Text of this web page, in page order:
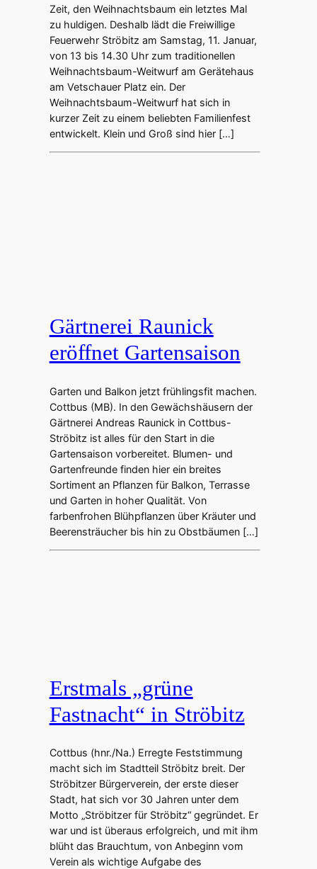
Zeit, den Weihnachtsbaum ein letztes Mal
zu huldigen. Deshalb lädt die Freiwillige
Feuerwehr Ströbitz am Samstag, 11. Januar,
von 13 bis 14.30 Uhr zum traditionellen
Weihnachtsbaum-Weitwurf am Gerätehaus
am Vetschauer Platz ein. Der
Weihnachtsbaum-Weitwurf hat sich in
kurzer Zeit zu einem beliebten Familienfest
entwickelt. Klein und Groß sind hier […]
Gärtnerei Raunick
eröffnet Gartensaison
Garten und Balkon jetzt frühlingsfit machen.
Cottbus (MB). In den Gewächshäusern der
Gärtnerei Andreas Raunick in Cottbus-
Ströbitz ist alles für den Start in die
Gartensaison vorbereitet. Blumen- und
Gartenfreunde finden hier ein breites
Sortiment an Pflanzen für Balkon, Terrasse
und Garten in hoher Qualität. Von
farbenfrohen Blühpflanzen über Kräuter und
Beerensträucher bis hin zu Obstbäumen […]
Erstmals „grüne
Fastnacht“ in Ströbitz
Cottbus (hnr./Na.) Erregte Feststimmung
macht sich im Stadtteil Ströbitz breit. Der
Ströbitzer Bürgerverein, der erste dieser
Stadt, hat sich vor 30 Jahren unter dem
Motto „Ströbitzer für Ströbitz“ gegründet. Er
war und ist überaus erfolgreich, und mit ihm
blüht das Brauchtum, von Anbeginn vom
Verein als wichtige Aufgabe des